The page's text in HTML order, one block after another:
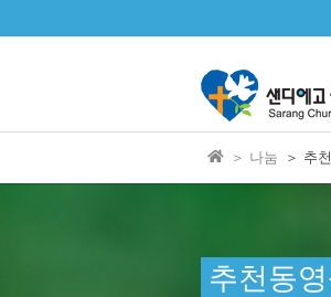
＞ 나눔 ＞ 추
추천동
Sketchbook5, 스케
Sketchbook5, 스케
Sketchbook5, 스케
Sketchbook5, 스케